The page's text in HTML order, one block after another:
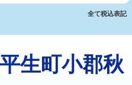
業） 11,000円~
66,000円
33,000円
+3,300円
全て税込表記
生町小郡秋